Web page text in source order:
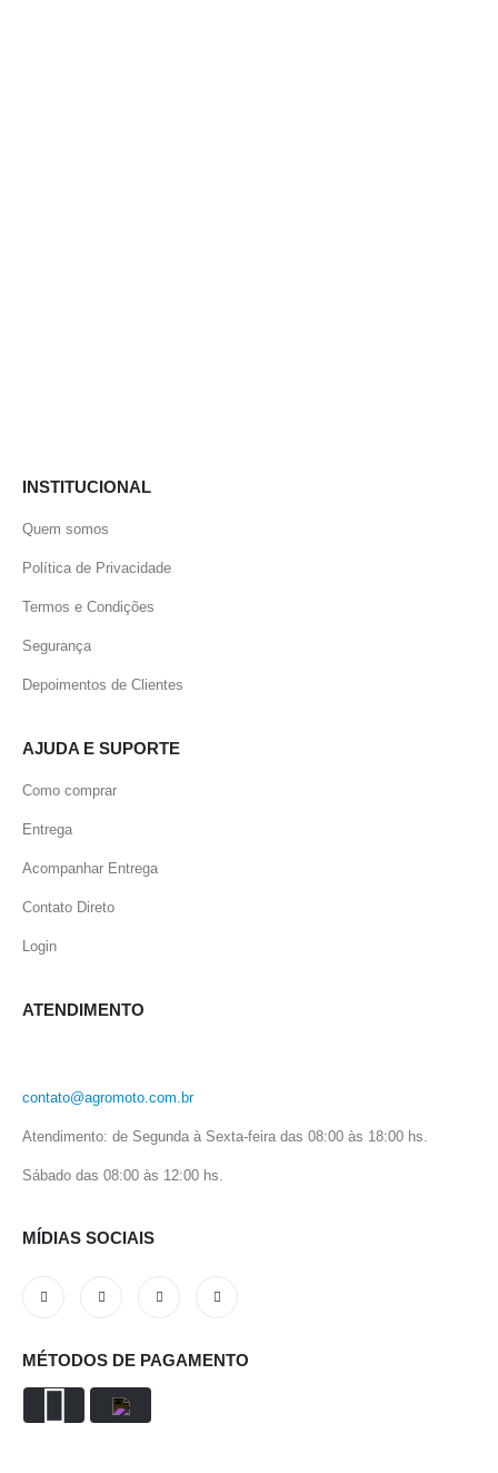
INSTITUCIONAL
Quem somos
Política de Privacidade
Termos e Condições
Segurança
Depoimentos de Clientes
AJUDA E SUPORTE
Como comprar
Entrega
Acompanhar Entrega
Contato Direto
Login
ATENDIMENTO
contato@agromoto.com.br
Atendimento: de Segunda à Sexta-feira das 08:00 às 18:00 hs.
Sábado das 08:00 às 12:00 hs.
MÍDIAS SOCIAIS
MÉTODOS DE PAGAMENTO